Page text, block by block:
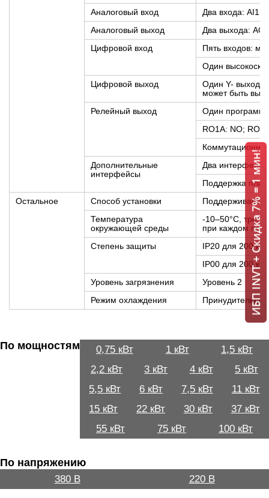
Аналоговый вход
Два входа: AI1:
Аналоговый выход
Два выхода:
Цифровой вход
Пять входов:
Один
Цифровой выход
Один Y- выход с
может быть
Релейный выход
Один
RO1A: NO;
Дополнительные
интерфейсы
Два
Поддержка плат
Остальное
Способ установки
Поддерживает
Температура
окружающей среды
-10–50°C,
при каждом
Степень защиты
IP20 для 200
IP00 для 200
Уровень загрязнения
Уровень 2
Режим охлаждения
По мощностям 0,75 кВт 1 кВт
1,5 кВт
2,2 кВт
3 кВт 4 кВт
5 кВт
5,5 кВт
6 кВт 7,5 кВт
11 кВт
15 кВт
22 кВт 30 кВт
37 кВт
55 кВт
75 кВт 100 кВт
По напряжению
380 В 220 В
ИБП INVT + Скидка 7% = 1 мин!